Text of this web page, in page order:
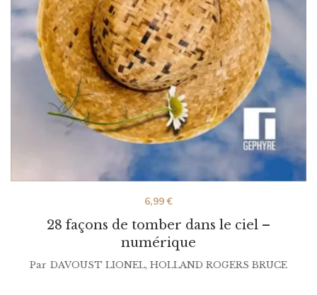
28 façons de tomber dans le ciel –
numérique
6,99€
Par DAVOUST LIONEL, HOLLAND ROGERS BRUCE